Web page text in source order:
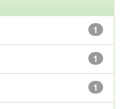
1
1
1